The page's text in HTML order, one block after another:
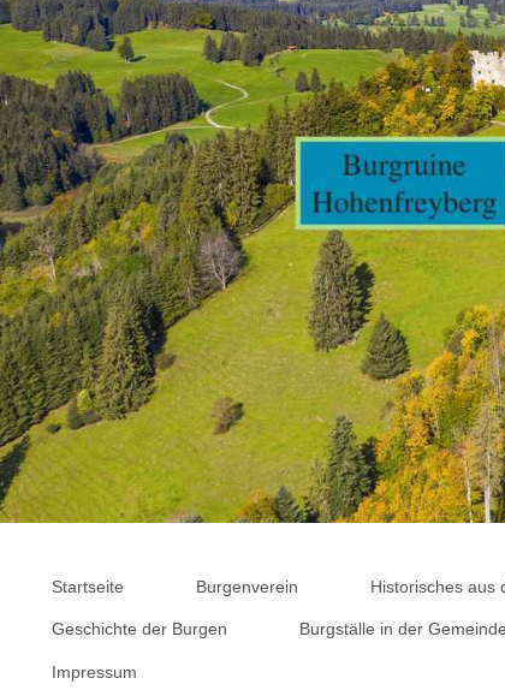
Startseite Burgenverein Historisches aus
Geschichte der Burgen Burgställe in der Gemeinde
Impressum